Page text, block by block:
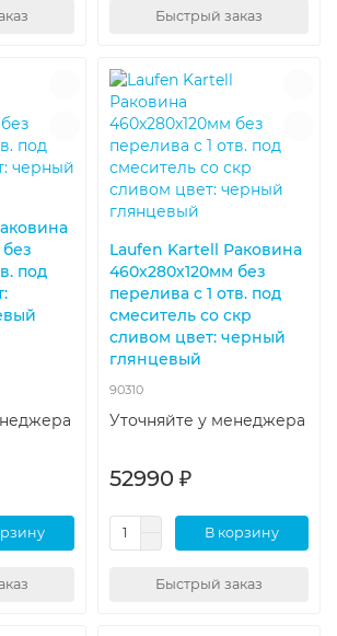
Быстрый заказ
под
Laufen Kartell Раковина
460х280х120мм без
перелива с 1 отв. под
смеситель со скр
сливом цвет: черный
глянцевый
90310
Уточняйте у менеджера
52990 ₽
В корзину
Быстрый заказ